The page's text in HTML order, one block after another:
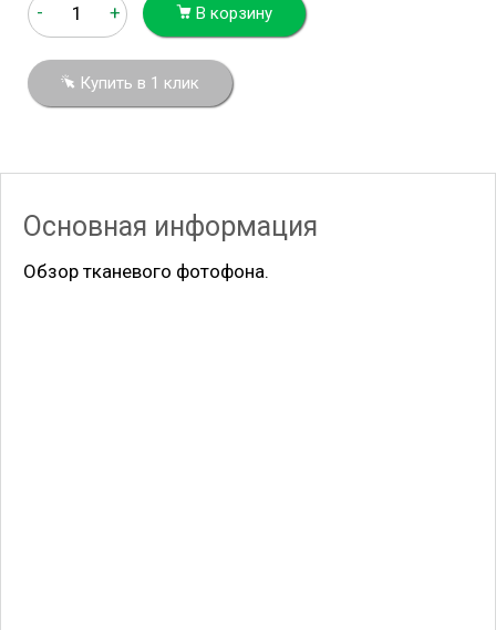
- + В корзину
Купить в 1 клик
Основная информация
Обзор тканевого фотофона.